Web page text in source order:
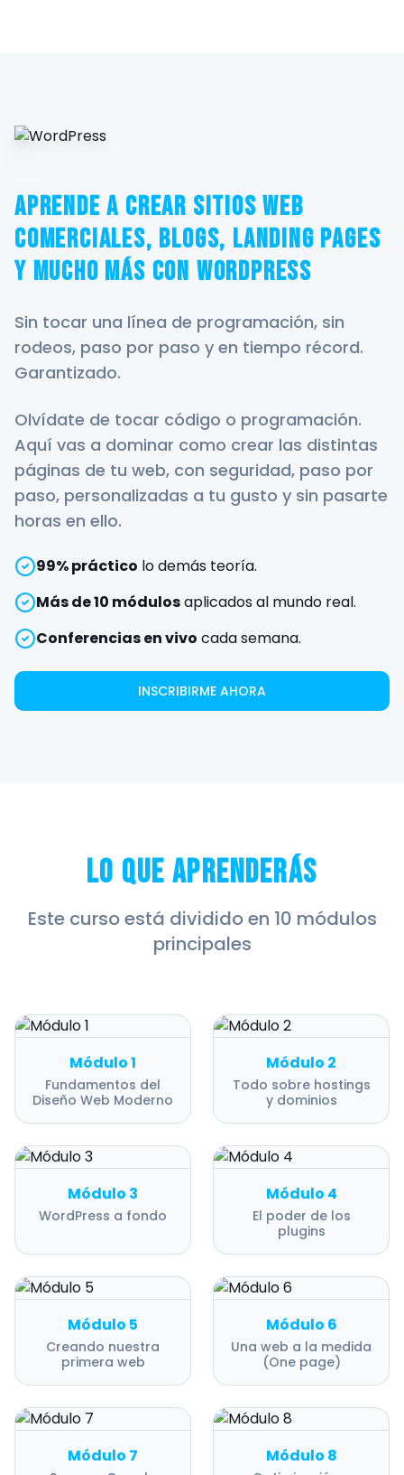
Aprende a crear sitios web
comerciales, blogs, landing pages
y mucho más con WordPress
Sin tocar una línea de programación, sin
rodeos, paso por paso y en tiempo récord.
Garantizado.
Olvídate de tocar código o programación.
Aquí vas a dominar como crear las distintas
páginas de tu web, con seguridad, paso por
paso, personalizadas a tu gusto y sin pasarte
horas en ello.
99% práctico lo demás teoría.
Más de 10 módulosaplicados al mundo real.
Conferencias en vivo cada semana.
INSCRIBIRME AHORA
Lo que Aprenderás
Este curso está dividido en 10 módulos
principales
Módulo 1
Fundamentos del
Diseño Web Moderno
Módulo 2
Todo sobre hostings
y dominios
Módulo 3
WordPress a fondo
Módulo 4
El poder de los
plugins
Módulo 5
Creando nuestra
primera web
Módulo 6
Una web a la medida
(One page)
Módulo 7 Módulo 8